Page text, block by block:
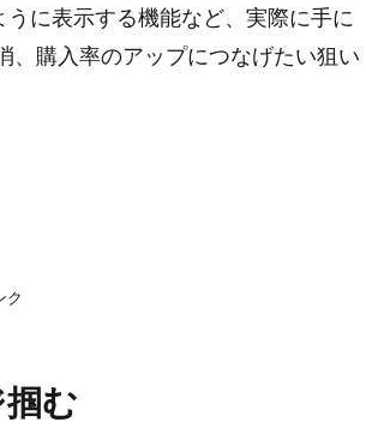
に表示する機能など、実際に手に
、購入率のアップにつなげたい狙い
ク
む